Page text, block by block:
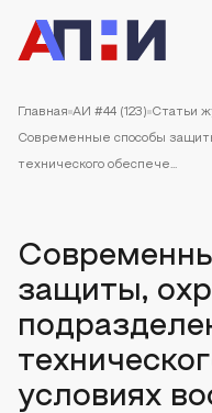
Главная АИ #44 (123) Статьи
Современные способы
технического обеспече...
защиты,
условиях